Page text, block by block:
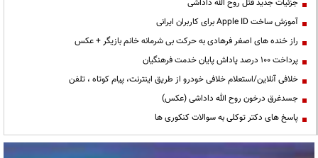
جزئیات جدید قتل روح الله داداشی
آموزش ساخت Apple ID برای کاربران ایرانی
راز خنده های اصغر فرهادی به حرکت بی شرمانه خانم بازیگر + عکس
پرداخت ۱۰۰ درصد پاداش پایان خدمت فرهنگیان
خلافی آنلاین/استعلام خلافی خودرو از طریق اینترنت، پیام کوتاه ، تلفن
جسدغرق درخون روح الله داداشی (عکس)
پاسخ های دکتر توکلی به سوالات کنکوری ها